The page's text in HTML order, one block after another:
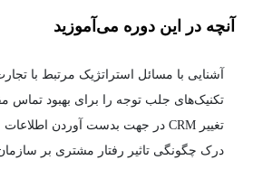
آنچه در این دوره می‌آموزید
آشنایی با مسائل استراتژیک مرتبط با
تکنیک‌های جلب توجه را برای بهبود تماس
تغییر CRM در جهت بدست آوردن اطلاعات مشتری به طور موثر
درک چگونگی تاثیر رفتار مشتری بر